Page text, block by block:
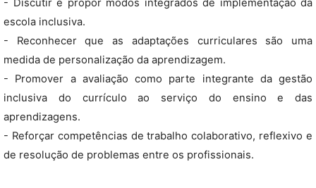
- Discutir e propor modos integrados de implementação da
escola inclusiva.
- Reconhecer que as adaptações curriculares são uma
medida de personalização da aprendizagem.
- Promover a avaliação como parte integrante da gestão
inclusiva do currículo ao serviço do ensino e das
aprendizagens.
- Reforçar competências de trabalho colaborativo, reflexivo e
de resolução de problemas entre os profissionais.